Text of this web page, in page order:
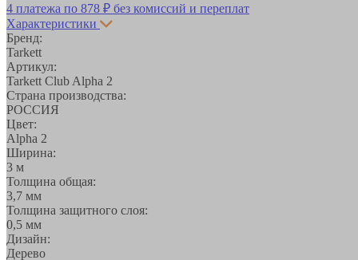
4 платежа по 878 ₽ без комиссий и переплат
Характеристики
Бренд:
Tarkett
Артикул:
Tarkett Club Alpha 2
Страна производства:
РОССИЯ
Цвет:
Alpha 2
Ширина:
3 м
Толщина общая:
3,7 мм
Толщина защитного слоя:
0,5 мм
Дизайн:
Дерево